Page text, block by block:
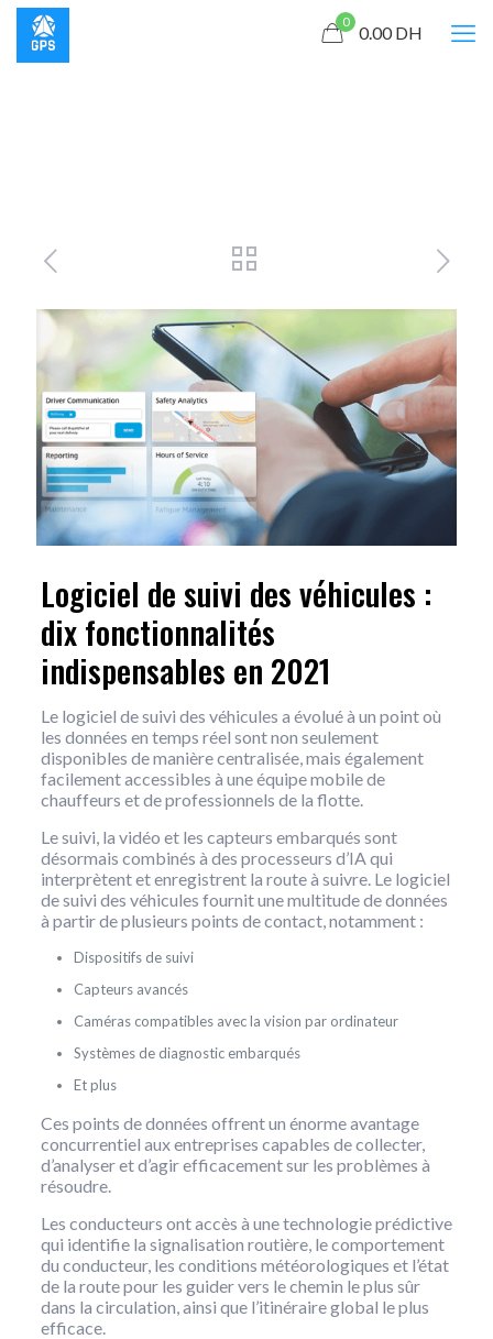
0
0.00DH
Logiciel de suivi des véhicules :
dix fonctionnalités
indispensables en 2021
Le logiciel de suivi des véhicules a évolué à un point où
les données en temps réel sont non seulement
disponibles de manière centralisée, mais également
facilement accessibles à une équipe mobile de
chauffeurs et de professionnels de la flotte.
Le suivi, la vidéo et les capteurs embarqués sont
désormais combinés à des processeurs d’IA qui
interprètent et enregistrent la route à suivre. Le logiciel
de suivi des véhicules fournit une multitude de données
à partir de plusieurs points de contact, notamment :
Dispositifs de suivi
Capteurs avancés
Caméras compatibles avec la vision par ordinateur
Systèmes de diagnostic embarqués
Et plus
Ces points de données offrent un énorme avantage
concurrentiel aux entreprises capables de collecter,
d’analyser et d’agir efficacement sur les problèmes à
résoudre.
Les conducteurs ont accès à une technologie prédictive
qui identifie la signalisation routière, le comportement
du conducteur, les conditions météorologiques et l’état
de la route pour les guider vers le chemin le plus sûr
dans la circulation, ainsi que l’itinéraire global le plus
efficace.